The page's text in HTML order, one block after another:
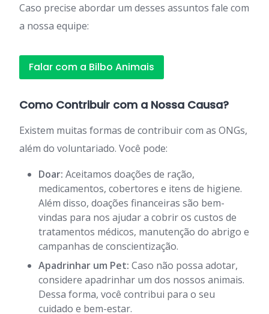
Caso precise abordar um desses assuntos fale com
a nossa equipe:
Falar com a Bilbo Animais
Como Contribuir com a Nossa Causa?
Existem muitas formas de contribuir com as ONGs,
além do voluntariado. Você pode:
Doar: Aceitamos doações de ração,
medicamentos, cobertores e itens de higiene.
Além disso, doações financeiras são bem-
vindas para nos ajudar a cobrir os custos de
tratamentos médicos, manutenção do abrigo e
campanhas de conscientização.
Apadrinhar um Pet: Caso não possa adotar,
considere apadrinhar um dos nossos animais.
Dessa forma, você contribui para o seu
cuidado e bem-estar.